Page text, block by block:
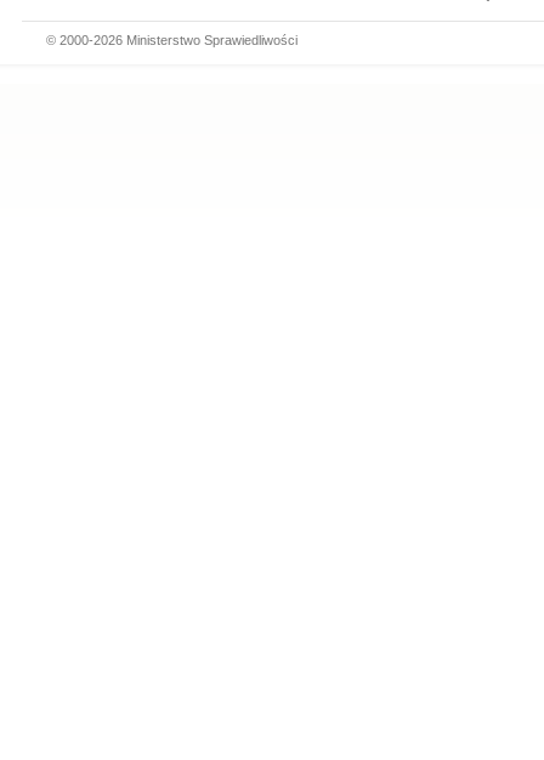
© 2000-2026 Ministerstwo Sprawiedliwości